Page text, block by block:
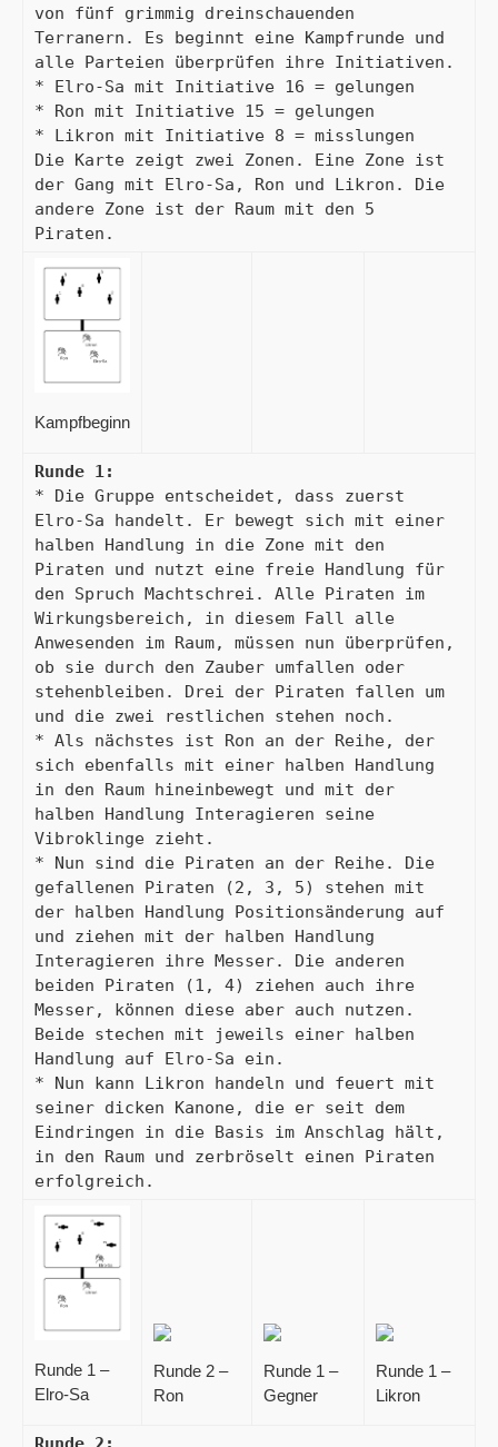
von fünf grimmig dreinschauenden
Terranern. Es beginnt eine Kampfrunde und
alle Parteien überprüfen ihre Initiativen.
* Elro-Sa mit Initiative 16 = gelungen
* Ron mit Initiative 15 = gelungen
* Likron mit Initiative 8 = misslungen
Die Karte zeigt zwei Zonen. Eine Zone ist
der Gang mit Elro-Sa, Ron und Likron. Die
andere Zone ist der Raum mit den 5
Piraten.
Kampfbeginn
* Die Gruppe entscheidet, dass zuerst
Elro-Sa handelt. Er bewegt sich mit einer
halben Handlung in die Zone mit den
Piraten und nutzt eine freie Handlung für
den Spruch Machtschrei. Alle Piraten im
Wirkungsbereich, in diesem Fall alle
Anwesenden im Raum, müssen nun überprüfen,
ob sie durch den Zauber umfallen oder
stehenbleiben. Drei der Piraten fallen um
und die zwei restlichen stehen noch.
* Als nächstes ist Ron an der Reihe, der
sich ebenfalls mit einer halben Handlung
in den Raum hineinbewegt und mit der
halben Handlung Interagieren seine
Vibroklinge zieht.
* Nun sind die Piraten an der Reihe. Die
gefallenen Piraten (2, 3, 5) stehen mit
der halben Handlung Positionsänderung auf
und ziehen mit der halben Handlung
Interagieren ihre Messer. Die anderen
beiden Piraten (1, 4) ziehen auch ihre
Messer, können diese aber auch nutzen.
Beide stechen mit jeweils einer halben
Handlung auf Elro-Sa ein.
* Nun kann Likron handeln und feuert mit
seiner dicken Kanone, die er seit dem
Eindringen in die Basis im Anschlag hält,
in den Raum und zerbröselt einen Piraten
erfolgreich.
Runde 1 –
Elro-Sa
Runde 2 –
Ron
Runde 1 –
Gegner
Runde 1 –
Likron